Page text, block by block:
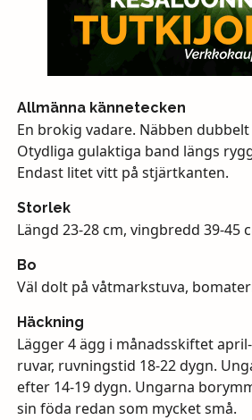
Allmänna kännetecken
En brokig vadare. Näbben
Otydliga gulaktiga band längs
Endast litet vitt på stjärtkanten.
Storlek
Längd 23-28 cm, vingbredd 39-45
Bo
Väl dolt på våtmarkstuva,
Häckning
Lägger 4 ägg i månadsskiftet
ruvar, ruvningstid 18-22 dygn.
efter 14-19 dygn. Ungarna
sin föda redan som mycket små.